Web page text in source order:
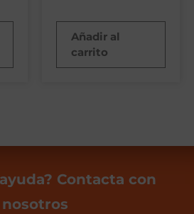
Añadir al
carrito
Contacta con
nosotros